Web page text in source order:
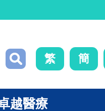
繁 簡
越醫療